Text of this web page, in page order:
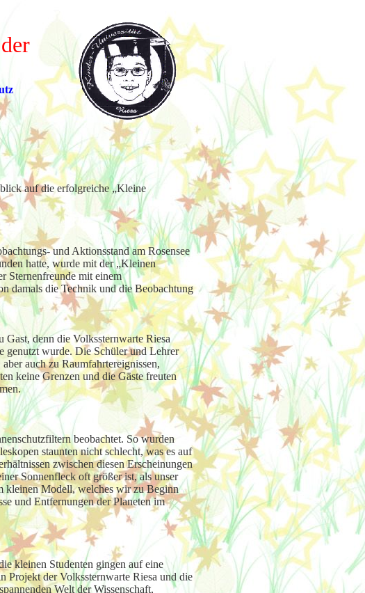
auf die erfolgreiche „Kleine
und Aktionsstand am Rosensee
hatte, wurde mit der „Kleinen
Sternenfreunde mit einem
damals die Technik und die Beobachtung
Gast, denn die Volkssternwarte Riesa
genutzt wurde. Die Schüler und Lehrer
auch zu Raumfahrtereignissen,
keine Grenzen und die Gäste freuten
beobachtet. So wurden
staunten nicht schlecht, was es auf
zwischen diesen Erscheinungen
Sonnenfleck oft größer ist, als unser
kleinen Modell, welches wir zu Beginn
und Entfernungen der Planeten im
kleinen Studenten gingen auf eine
Projekt der Volkssternwarte Riesa und die
Welt der Wissenschaft,